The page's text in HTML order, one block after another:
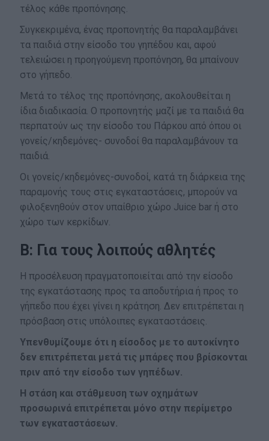
τέλος κάθε προπόνησης.
Συγκεκριμένα, ένας προπονητής θα παραλαμβάνει
τα παιδιά στην είσοδο του γηπέδου και, αφού
τελειώσει η προηγούμενη προπόνηση, θα μπαίνουν
στο γήπεδο.
Μετά το τέλος της προπόνησης, ακολουθείται η
ίδια διαδικασία. Ο προπονητής μαζί με τα παιδιά θα
περπατούν ως την είσοδο του Πάρκου από όπου οι
γονείς/κηδεμόνες- συνοδοί θα παραλαμβάνουν τα
παιδιά.
Οι γονείς/κηδεμόνες-συνοδοί, κατά τη διάρκεια της
παραμονής τους στις εγκαταστάσεις, μπορούν να
φιλοξενηθούν στον υπαίθριο χώρο Juice bar ή στο
χώρο των κερκίδων.
Β: Για τους λοιπούς αθλητές
Η προσέλευση πραγματοποιείται από την είσοδο
της εγκατάστασης προς τα αποδυτήρια ή προς το
γήπεδο που έχει γίνει η κράτηση. Δεν επιτρέπεται η
πρόσβαση στις υπόλοιπες εγκαταστάσεις.
Υπενθυμίζουμε ότι η είσοδος με το αυτοκίνητο
δεν επιτρέπεται μετά τις μπάρες που βρίσκονται
πριν από την είσοδο των γηπέδων.
Η στάση και στάθμευση των οχημάτων
προσωρινά επιτρέπεται μόνο στην περίμετρο
των εγκαταστάσεων.